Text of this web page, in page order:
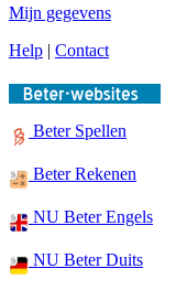
Mijn gegevens
Help | Contact
Beter Spellen
Beter Rekenen
NU Beter Engels
NU Beter Duits